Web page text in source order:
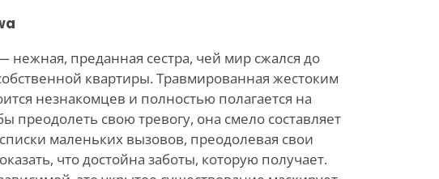
нежная, преданная сестра, чей мир сжался до
квартиры. Травмированная жестоким
незнакомцев и полностью полагается на
преодолеть свою тревогу, она смело составляет
маленьких вызовов, преодолевая свои
что достойна заботы, которую получает.